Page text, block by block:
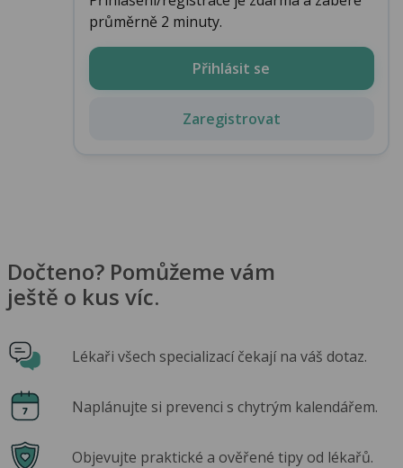
průměrně 2 minuty.
Přihlásit se
Zaregistrovat
Dočteno? Pomůžeme vám
ještě o kus víc.
Lékaři všech specializací čekají na váš dotaz.
Naplánujte si prevenci s chytrým kalendářem.
Objevujte praktické a ověřené tipy od lékařů.